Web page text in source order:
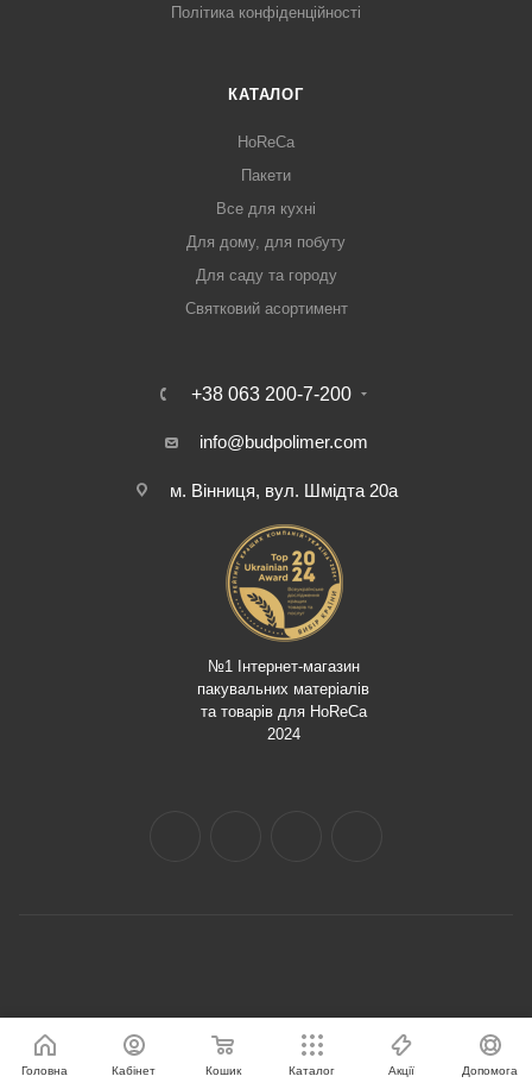
Політика конфіденційності
КАТАЛОГ
HoReCa
Пакети
Все для кухні
Для дому, для побуту
Для саду та городу
Святковий асортимент
+38 063 200-7-200
info@budpolimer.com
м. Вінниця, вул. Шмідта 20а
№1 Інтернет-магазин
пакувальних матеріалів
та товарів для HoReCa
2024
Головна Кабінет Кошик Каталог Акції Допомога